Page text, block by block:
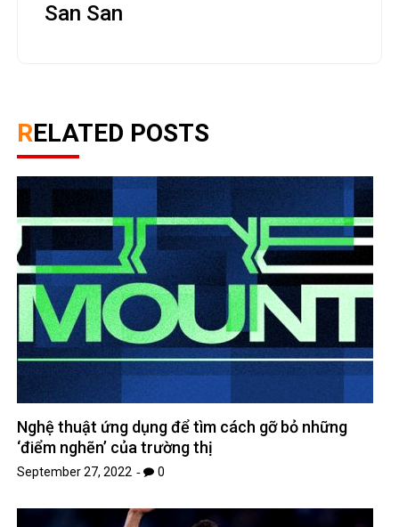
San San
RELATED POSTS
Nghệ thuật ứng dụng để tìm cách gỡ bỏ những
‘điểm nghẽn’ của trường thị
September 27, 2022 0